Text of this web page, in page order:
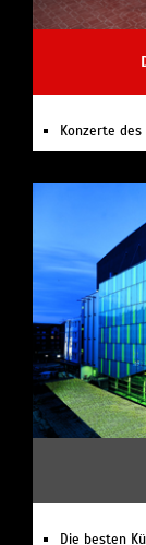
Konzerte
Die besten